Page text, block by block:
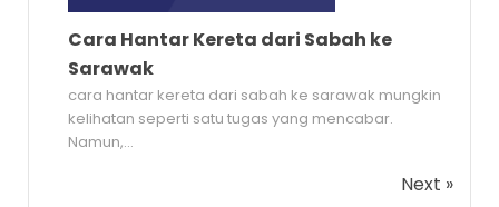
Cara Hantar Kereta dari Sabah ke
Sarawak
cara hantar kereta dari sabah ke sarawak mungkin
kelihatan seperti satu tugas yang mencabar.
Namun,...
Next »